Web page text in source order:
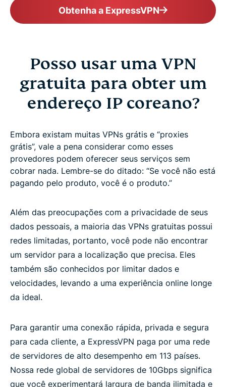
Obtenha a ExpressVPN
Posso usar uma VPN
gratuita para obter um
endereço IP coreano?
Embora existam muitas VPNs grátis e “proxies
grátis”, vale a pena considerar como esses
provedores podem oferecer seus serviços sem
cobrar nada. Lembre-se do ditado: “Se você não está
pagando pelo produto, você é o produto.”
Além das preocupações com a privacidade de seus
dados pessoais, a maioria das VPNs gratuitas possui
redes limitadas, portanto, você pode não encontrar
um servidor para a localização que precisa. Eles
também são conhecidos por limitar dados e
velocidades, levando a uma experiência online longe
da ideal.
Para garantir uma conexão rápida, privada e segura
para cada cliente, a ExpressVPN paga por uma rede
de servidores de alto desempenho em 113 países.
Nossa rede global de servidores de 10Gbps significa
que você experimentará largura de banda ilimitada e